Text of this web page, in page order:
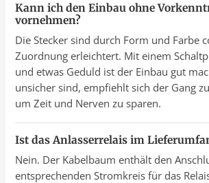
Kann ich den Einbau ohne
vornehmen?
Die Stecker sind durch Form und Farbe
Zuordnung erleichtert. Mit einem
und etwas Geduld ist der Einbau gut
unsicher sind, empfiehlt sich der Gang
um Zeit und Nerven zu sparen.
Ist das Anlasserrelais im
Nein. Der Kabelbaum enthält den
entsprechenden Stromkreis für das